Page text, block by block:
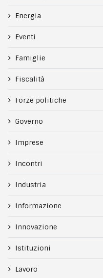
Energia
Eventi
Famiglie
Fiscalità
Forze politiche
Governo
Imprese
Incontri
Industria
Informazione
Innovazione
Istituzioni
Lavoro